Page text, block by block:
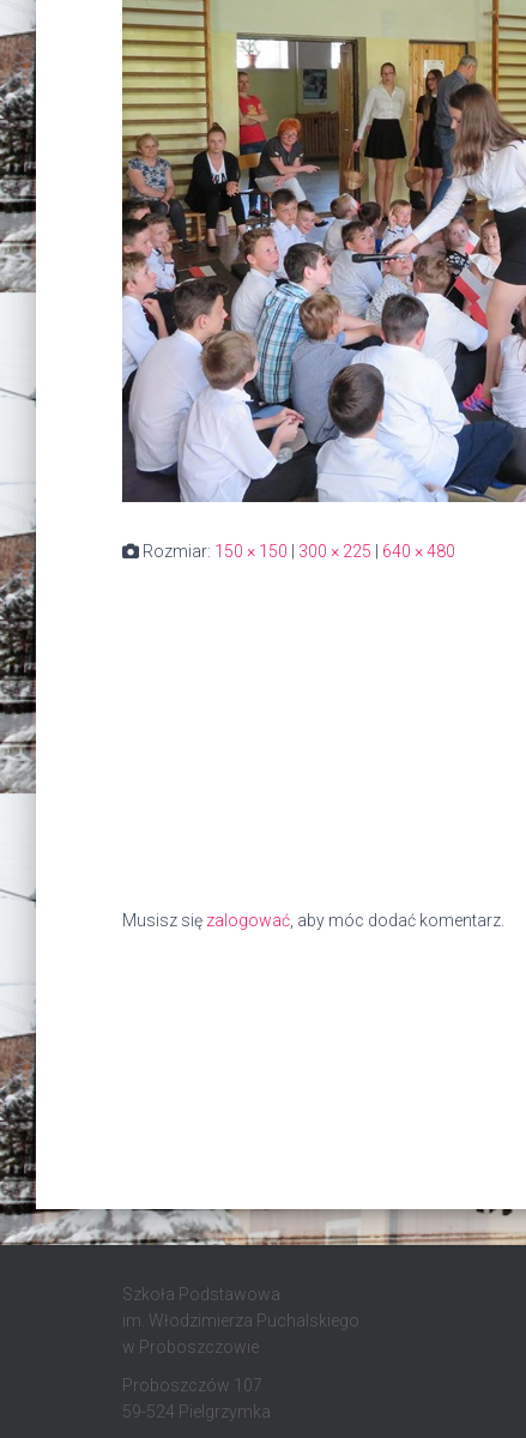
Rozmiar: 150 × 150 300 × 225 640 × 480
Musisz się zalogować , aby móc dodać komentarz.
Szkoła Podstawowa
im. Włodzimierza Puchalskiego
w Proboszczowie
Proboszczów 107
59-524 Pielgrzymka